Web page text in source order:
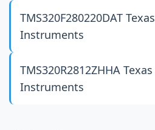
TMS320F280220DATTexas
Instruments
TMS320R2812ZHHATexas
Instruments